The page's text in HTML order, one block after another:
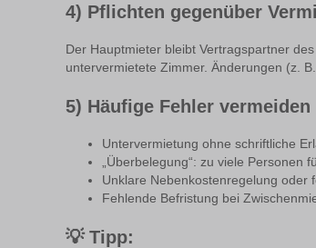
4) Pflichten gegenüber
Der Hauptmieter bleibt Vertragspartner
untervermietete Zimmer. Änderungen (z.
5) Häufige Fehler vermeiden
Untervermietung ohne schriftliche
„Überbelegung“: zu viele Personen
Unklare Nebenkostenregelung oder
Fehlende Befristung bei
💡Tipp: